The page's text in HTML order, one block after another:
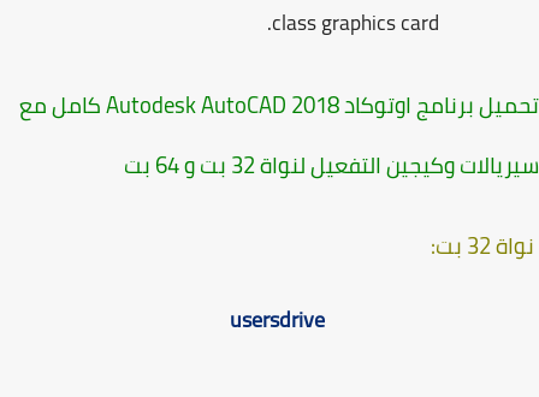
class graphics card.
تحميل برنامج اوتوكاد 2018 Autodesk AutoCAD كامل مع
وكيجين التفعيل لنواة 32 بت و 64 بت
بت:
usersdrive